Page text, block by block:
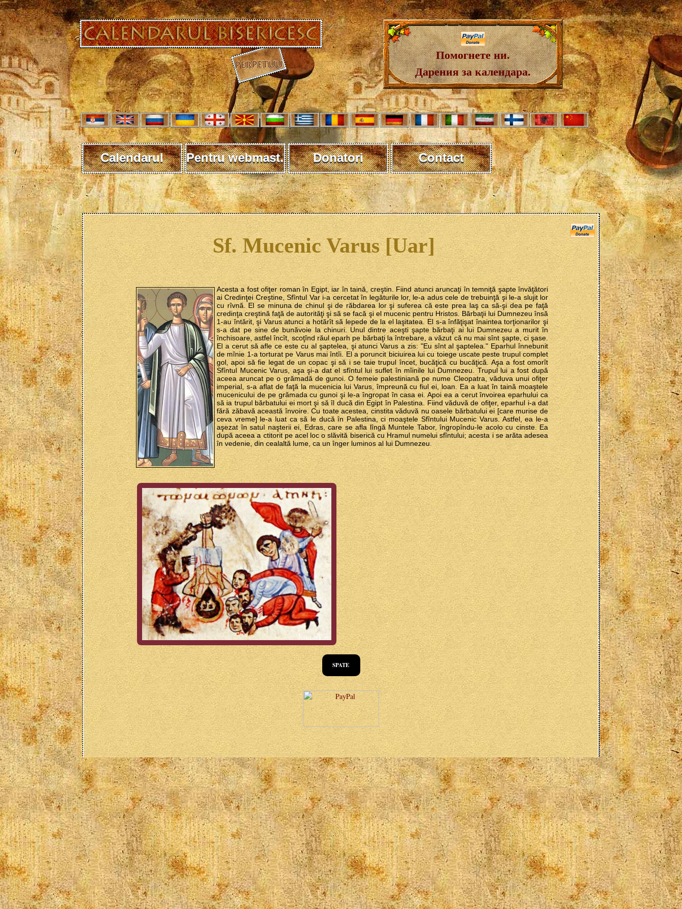
Помогнете ни.
Дарения за календара.
Calendarul Pentru webmast. Donatori Contact
Sf. Mucenic Varus [Uar]
Acesta a fost ofiţer roman în Egipt, iar în taină, creştin. Fiind atunci aruncaţi în temniţă şapte învăţători
ai Credinţei Creştine, Sfîntul Var i-a cercetat în legăturile lor, le-a adus cele de trebuinţă şi le-a slujit lor
cu rîvnă. El se minuna de chinul şi de răbdarea lor şi suferea că este prea laş ca să-şi dea pe faţă
credinţa creştină faţă de autorităţi şi să se facă şi el mucenic pentru Hristos. Bărbaţii lui Dumnezeu însă
1-au întărit, şi Varus atunci a hotărît să lepede de la el laşitatea. El s-a înfăţişat înaintea torţionarilor şi
s-a dat pe sine de bunăvoie la chinuri. Unul dintre aceşti şapte bărbaţi ai lui Dumnezeu a murit în
închisoare, astfel încît, scoţînd răul eparh pe bărbaţi la întrebare, a văzut că nu mai sînt şapte, ci şase.
El a cerut să afle ce este cu al şaptelea, şi atunci Varus a zis: "Eu sînt al şaptelea." Eparhul înnebunit
de mînie 1-a torturat pe Varus mai întîi. El a poruncit biciuirea lui cu toiege uscate peste trupul complet
gol, apoi să fie legat de un copac şi să i se taie trupul încet, bucăţică cu bucăţică. Aşa a fost omorît
Sfîntul Mucenic Varus, aşa şi-a dat el sfîntul lui suflet în mîinile lui Dumnezeu. Trupul lui a fost după
aceea aruncat pe o grămadă de gunoi. O femeie palestiniană pe nume Cleopatra, văduva unui ofiţer
imperial, s-a aflat de faţă la mucenicia lui Varus, împreună cu fiul ei, loan. Ea a luat în taină moaştele
mucenicului de pe grămada cu gunoi şi le-a îngropat în casa ei. Apoi ea a cerut învoirea eparhului ca
să ia trupul bărbatului ei mort şi să îl ducă din Egipt în Palestina. Fiind văduvă de ofiţer, eparhul i-a dat
fără zăbavă această învoire. Cu toate acestea, cinstita văduvă nu oasele bărbatului ei [care murise de
ceva vreme] le-a luat ca să le ducă în Palestina, ci moaştele Sfîntului Mucenic Varus. Astfel, ea le-a
aşezat în satul naşterii ei, Edras, care se afla lîngă Muntele Tabor, îngropîndu-le acolo cu cinste. Ea
după aceea a ctitorit pe acel loc o slăvită biserică cu Hramul numelui sfîntului; acesta i se arăta adesea
în vedenie, din cealaltă lume, ca un înger luminos al lui Dumnezeu.
SPATE